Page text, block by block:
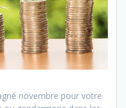
novembre pour votre